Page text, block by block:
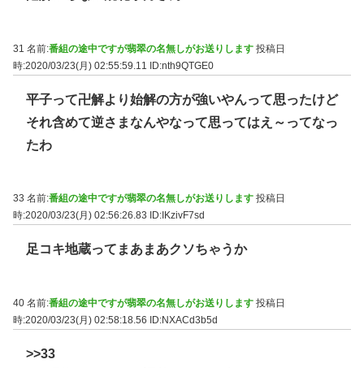
31 名前:番組の途中ですが翡翠の名無しがお送りします 投稿日
時:2020/03/23(月) 02:55:59.11 ID:nth9QTGE0
平子って卍解より始解の方が強いやんって思ったけど
それ含めて逆さまなんやなって思ってはえ～ってなっ
たわ
33 名前:番組の途中ですが翡翠の名無しがお送りします 投稿日
時:2020/03/23(月) 02:56:26.83
ID:IKzivF7sd
足コキ地蔵ってまあまあクソちゃうか
40 名前:番組の途中ですが翡翠の名無しがお送りします 投稿日
時:2020/03/23(月) 02:58:18.56 ID:NXACd3b5d
>>33